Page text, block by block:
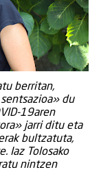
berritan,
du
19aren
jarri ditu eta
bultzatuta,
Iaz Tolosako
nintzen